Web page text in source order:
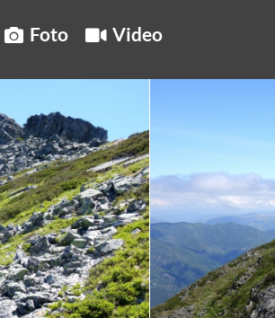
Foto Video